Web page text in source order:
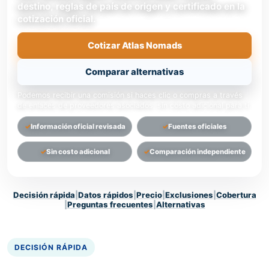
destino, reglas de país de origen y certificado en la
cotización oficial.
Cotizar Atlas Nomads
Comparar alternativas
Podemos recibir una comisión si haces clic o compras a través
Información oficial revisada Fuentes oficiales
Sin costo adicional Comparación independiente
Decisión rápida Datos rápidos Precio| Exclusiones Cobertura
Preguntas frecuentes Alternativas
DECISIÓN RÁPIDA